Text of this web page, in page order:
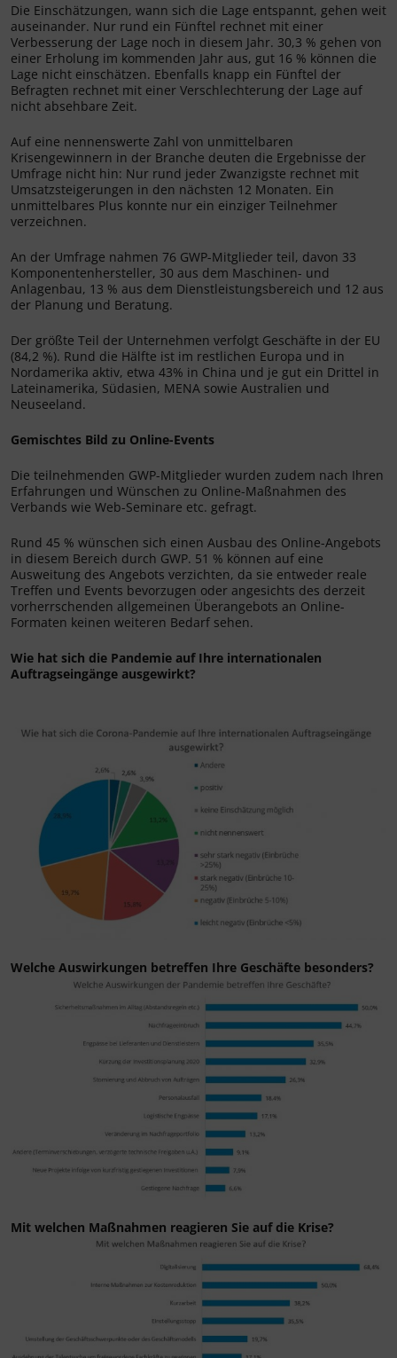
Die Einschätzungen, wann sich die Lage entspannt, gehen weit
auseinander. Nur rund ein Fünftel rechnet mit einer
Verbesserung der Lage noch in diesem Jahr. 30,3 % gehen von
einer Erholung im kommenden Jahr aus, gut 16 % können die
Lage nicht einschätzen. Ebenfalls knapp ein Fünftel der
Befragten rechnet mit einer Verschlechterung der Lage auf
nicht absehbare Zeit.
Auf eine nennenswerte Zahl von unmittelbaren
Krisengewinnern in der Branche deuten die Ergebnisse der
Umfrage nicht hin: Nur rund jeder Zwanzigste rechnet mit
Umsatzsteigerungen in den nächsten 12 Monaten. Ein
unmittelbares Plus konnte nur ein einziger Teilnehmer
verzeichnen.
An der Umfrage nahmen 76 GWP-Mitglieder teil, davon 33
Komponentenhersteller, 30 aus dem Maschinen- und
Anlagenbau, 13 % aus dem Dienstleistungsbereich und 12 aus
der Planung und Beratung.
Der größte Teil der Unternehmen verfolgt Geschäfte in der EU
(84,2 %). Rund die Hälfte ist im restlichen Europa und in
Nordamerika aktiv, etwa 43% in China und je gut ein Drittel in
Lateinamerika, Südasien, MENA sowie Australien und
Neuseeland.
Gemischtes Bild zu Online-Events
Die teilnehmenden GWP-Mitglieder wurden zudem nach Ihren
Erfahrungen und Wünschen zu Online-Maßnahmen des
Verbands wie Web-Seminare etc. gefragt.
Rund 45 % wünschen sich einen Ausbau des Online-Angebots
in diesem Bereich durch GWP. 51 % können auf eine
Ausweitung des Angebots verzichten, da sie entweder reale
Treffen und Events bevorzugen oder angesichts des derzeit
vorherrschenden allgemeinen Überangebots an Online-
Formaten keinen weiteren Bedarf sehen.
Wie hat sich die Pandemie auf Ihre internationalen
Auftragseingänge ausgewirkt?
Welche Auswirkungen betreffen Ihre Geschäfte besonders?
Mit welchen Maßnahmen reagieren Sie auf die Krise?